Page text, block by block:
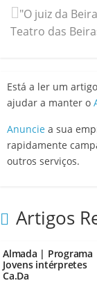
"O juiz da
Teatro das
Está a ler um
ajudar a manter o
Anuncie a sua
rapidamente
outros serviços.
Artigos
Almada | Programa
Jovens intérpretes
Ca.Da